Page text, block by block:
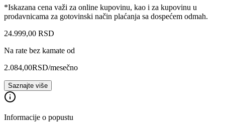
*Iskazana cena važi za online kupovinu, kao i za kupovinu u
prodavnicama za gotovinski način plaćanja sa dospećem odmah.
24.999,00 RSD
Na rate bez kamate od
2.084,00RSD/mesečno
Saznajte više
Informacije o popustu